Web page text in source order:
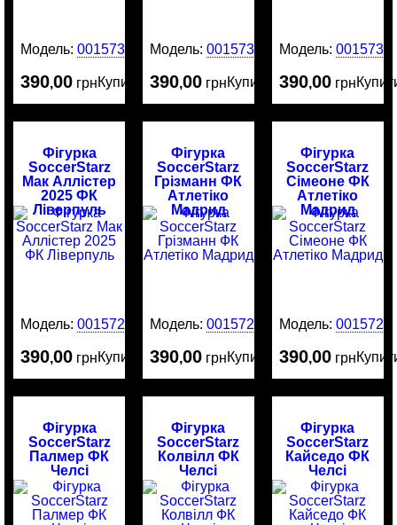
Модель:0015734
390,00 грнКупити
Модель:0015732
390,00 грнКупити
Модель: 0015731
390,00 грн
Фігурка
SoccerStarz
Мак Аллістер
2025 ФК
Ліверпуль
Модель:0015729
390,00 грнКупити
Фігурка
SoccerStarz
Грізманн ФК
Атлетіко
Мадрид
Модель:0015721
390,00 грнКупити
Фігурка
SoccerStarz
Сімеоне ФК
Атлетіко
Мадрид
Модель: 0015720
390,00 грн
Фігурка
SoccerStarz
Палмер ФК
Челсі
Фігурка
SoccerStarz
Колвілл ФК
Челсі
Фігурка
SoccerStarz
Кайседо ФК
Челсі